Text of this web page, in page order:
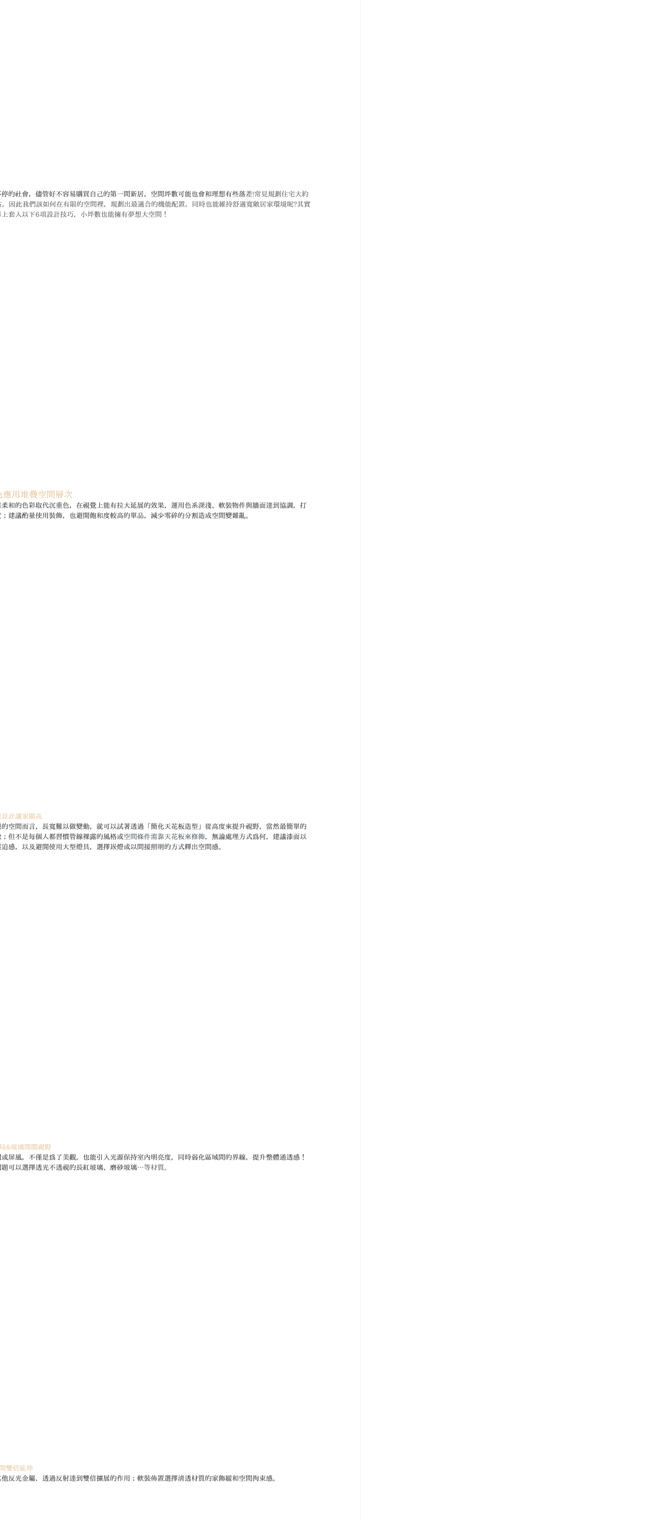
的社會，儘管好不容易購買自己的第一間新居，空間坪數可能也會和理想有些落差!常見規劃住宅大約
因此我們該如何在有限的空間裡，規劃出最適合的機能配置，同時也能維持舒適寬敞居家環境呢?其實
套入以下6項設計技巧，小坪數也能擁有夢想大空間！
用堆疊空間層次
和的色彩取代沉重色，在視覺上能有拉大延展的效果，運用色系深淺、軟裝物件與牆面達到協調，打
建議酌量使用裝飾，也避開飽和度較高的單品，減少零碎的分割造成空間變雜亂。
計讓家顯高
空間而言，長寬難以做變動，就可以試著透過「簡化天花板造型」從高度來提升視野，當然最簡單的
但不是每個人都習慣管線裸露的風格或空間條件需靠天花板來修飾，無論處理方式為何，建議漆面以
感，以及避開使用大型燈具，選擇崁燈或以間接照明的方式釋出空間感。
&玻璃開闊視野
屏風，不僅是為了美觀，也能引入光源保持室內明亮度，同時弱化區域間的界線，提升整體通透感！
可以選擇透光不透視的長紅玻璃、磨砂玻璃…等材質。
雙倍延伸
反光金屬，透過反射達到雙倍擴展的作用；軟裝佈置選擇清透材質的家飾緩和空間拘束感。